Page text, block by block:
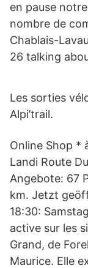
en pause
nombre de
Chablais-
26 talking
Les sorties
Alpi’trail.
Online Shop *
Landi Route
Angebote: 67
km. Jetzt
18:30:
active sur les
Grand, de
Maurice. Elle